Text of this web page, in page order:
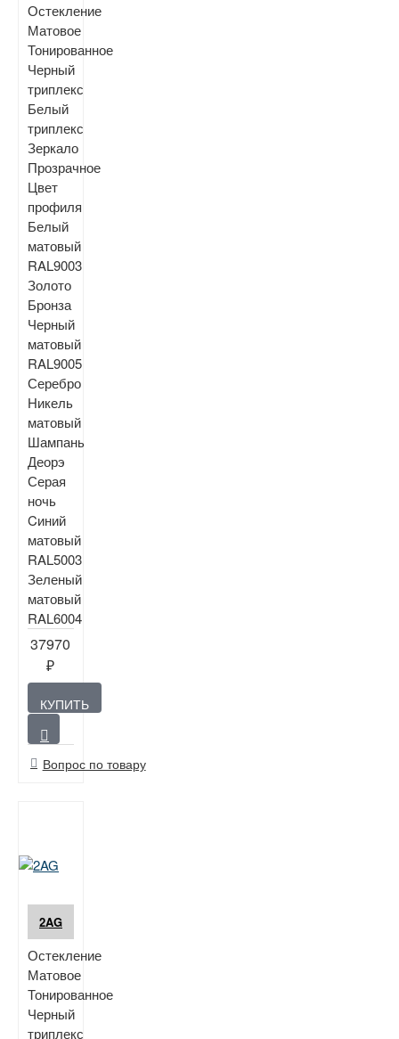
Остекление
Матовое
Тонированное
Черный
триплекс
Белый
триплекс
Зеркало
Прозрачное
Цвет
профиля
Белый
матовый
RAL9003
Золото
Бронза
Черный
матовый
RAL9005
Серебро
Никель
матовый
Шампань
Деорэ
Серая
ночь
Cиний
матовый
RAL5003
Зеленый
матовый
RAL6004
37970
₽
КУПИТЬ
Вопрос по товару
2AG
Остекление
Матовое
Тонированное
Черный
триплекс